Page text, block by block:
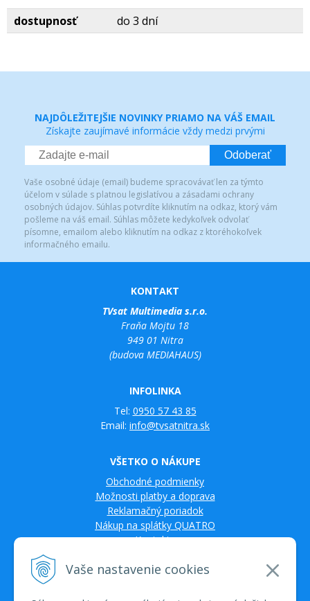
Vaše nastavenie cookies
dostupnosť do 3 dní
NAJDÔLEŽITEJŠIE NOVINKY PRIAMO NA VÁŠ EMAIL
Získajte zaujímavé informácie vždy medzi prvými
Odoberať
Vaše osobné údaje (email) budeme spracovávať len za týmto
účelom v súlade s platnou legislatívou a zásadami ochrany
osobných údajov. Súhlas potvrdíte kliknutím na odkaz, ktorý vám
pošleme na váš email. Súhlas môžete kedykoľvek odvolať
písomne, emailom alebo kliknutím na odkaz z ktoréhokoľvek
informačného emailu.
KONTAKT
TVsat Multimedia s.r.o.
Fraňa Mojtu 18
949 01 Nitra
(budova MEDIAHAUS)
INFOLINKA
Tel: 0950 57 43 85
Email: info@tvsatnitra.sk
VŠETKO O NÁKUPE
Obchodné podmienky
Možnosti platby a doprava
Reklamačný poriadok
Nákup na splátky QUATRO
Kontakty